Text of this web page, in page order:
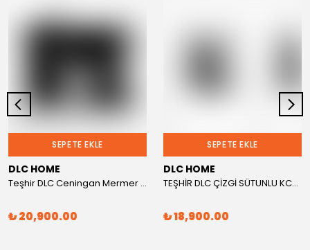
SEPETE EKLE
DLC HOME
Teşhir DLC Ceningan Mermer Desen Elektrikli Şömine 1800w 2613l
₺ 20,900.00
SEPETE EKLE
DLC HOME
TEŞHİR DLC ÇİZGİ SÜTUNLU KCK ELEKTRİKLİ ŞÖMİNE GM2015
₺ 18,900.00